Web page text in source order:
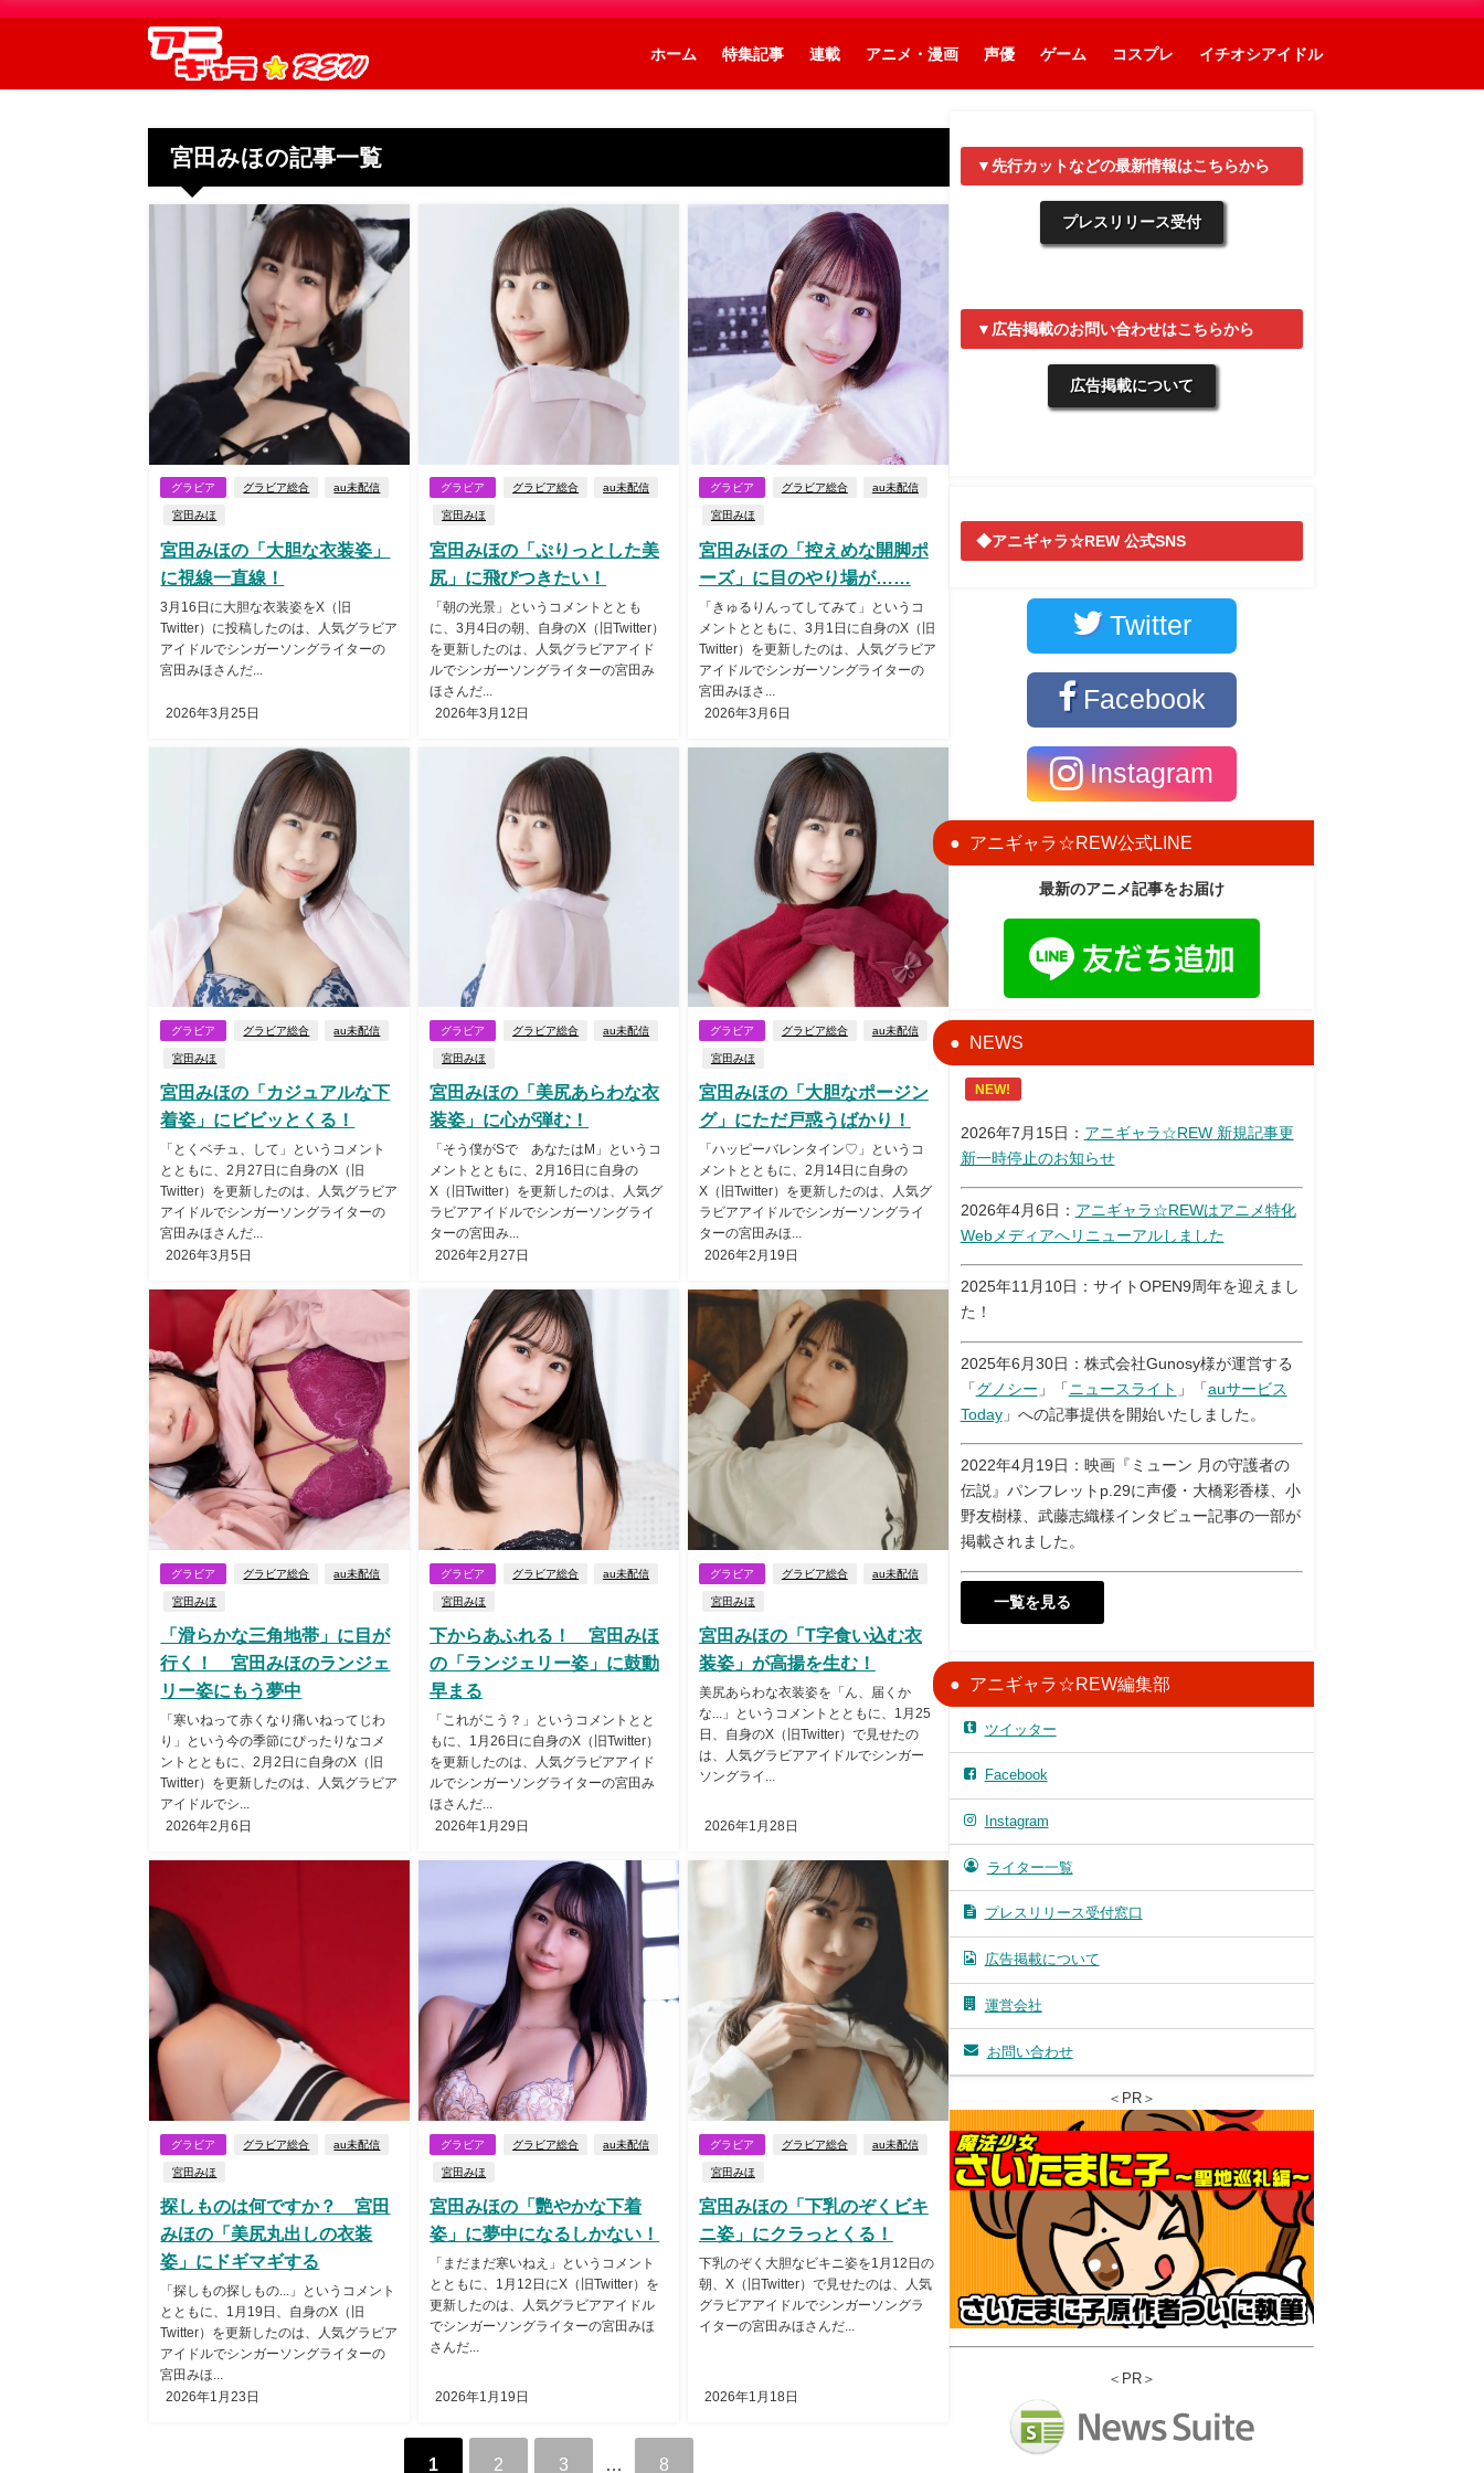
ホーム 特集記事 連載 アニメ・漫画 声優 ゲーム コスプレ イチオシアイドル
宮田みほの記事一覧
グラビア グラビア総合 au未配信
宮田みほ
宮田みほの「大胆な衣装姿」
に視線一直線！
3月16日に大胆な衣装姿をX（旧
Twitter）に投稿したのは、人気グラビア
アイドルでシンガーソングライターの
宮田みほさんだ...
2026年3月25日
グラビア グラビア総合 au未配信
宮田みほ
宮田みほの「ぷりっとした美
尻」に飛びつきたい！
「朝の光景」というコメントととも
に、3月4日の朝、自身のX（旧Twitter）
を更新したのは、人気グラビアアイド
ルでシンガーソングライターの宮田み
ほさんだ...
2026年3月12日
グラビア グラビア総合 au未配信
宮田みほ
宮田みほの「控えめな開脚ポ
ーズ」に目のやり場が……
「きゅるりんってしてみて」というコ
メントとともに、3月1日に自身のX（旧
Twitter）を更新したのは、人気グラビア
アイドルでシンガーソングライターの
宮田みほさ...
2026年3月6日
グラビア グラビア総合 au未配信
宮田みほ
宮田みほの「カジュアルな下
着姿」にビビッとくる！
「とくベチュ、して」というコメント
とともに、2月27日に自身のX（旧
Twitter）を更新したのは、人気グラビア
アイドルでシンガーソングライターの
宮田みほさんだ...
2026年3月5日
グラビア グラビア総合 au未配信
宮田みほ
宮田みほの「美尻あらわな衣
装姿」に心が弾む！
「そう僕がSで あなたはM」というコ
メントとともに、2月16日に自身の
X（旧Twitter）を更新したのは、人気グ
ラビアアイドルでシンガーソングライ
ターの宮田み...
2026年2月27日
グラビア グラビア総合 au未配信
宮田みほ
宮田みほの「大胆なポージン
グ」にただ戸惑うばかり！
「ハッピーバレンタイン♡」というコ
メントとともに、2月14日に自身の
X（旧Twitter）を更新したのは、人気グ
ラビアアイドルでシンガーソングライ
ターの宮田みほ...
2026年2月19日
グラビア グラビア総合 au未配信
宮田みほ
「滑らかな三角地帯」に目が
行く！ 宮田みほのランジェ
リー姿にもう夢中
「寒いねって赤くなり痛いねってじわ
り」という今の季節にぴったりなコメ
ントとともに、2月2日に自身のX（旧
Twitter）を更新したのは、人気グラビア
アイドルでシ...
2026年2月6日
グラビア グラビア総合 au未配信
宮田みほ
下からあふれる！ 宮田みほ
の「ランジェリー姿」に鼓動
早まる
「これがこう？」というコメントとと
もに、1月26日に自身のX（旧Twitter）
を更新したのは、人気グラビアアイド
ルでシンガーソングライターの宮田み
ほさんだ...
2026年1月29日
グラビア グラビア総合 au未配信
宮田みほ
宮田みほの「T字食い込む衣
装姿」が高揚を生む！
美尻あらわな衣装姿を「ん、届くか
な...」というコメントとともに、1月25
日、自身のX（旧Twitter）で見せたの
は、人気グラビアアイドルでシンガー
ソングライ...
2026年1月28日
グラビア グラビア総合 au未配信
宮田みほ
探しものは何ですか？ 宮田
みほの「美尻丸出しの衣装
姿」にドギマギする
「探しもの探しもの...」というコメント
とともに、1月19日、自身のX（旧
Twitter）を更新したのは、人気グラビア
アイドルでシンガーソングライターの
宮田みほ...
2026年1月23日
グラビア グラビア総合 au未配信
宮田みほ
宮田みほの「艷やかな下着
姿」に夢中になるしかない！
「まだまだ寒いねえ」というコメント
とともに、1月12日にX（旧Twitter）を
更新したのは、人気グラビアアイドル
でシンガーソングライターの宮田みほ
さんだ...
2026年1月19日
グラビア グラビア総合 au未配信
宮田みほ
宮田みほの「下乳のぞくビキ
ニ姿」にクラっとくる！
下乳のぞく大胆なビキニ姿を1月12日の
朝、X（旧Twitter）で見せたのは、人気
グラビアアイドルでシンガーソングラ
イターの宮田みほさんだ...
2026年1月18日
1 2 3 8
▼先行カットなどの最新情報はこちらから
プレスリリース受付
▼広告掲載のお問い合わせはこちらから
広告掲載について
◆アニギャラ☆REW 公式SNS
Twitter
Facebook
Instagram
アニギャラ☆REW公式LINE
最新のアニメ記事をお届け
NEWS
NEW!
2026年7月15日： アニギャラ☆REW 新規記事更
新一時停止のお知らせ
2026年4月6日： アニギャラ☆REWはアニメ特化
Webメディアへリニューアルしました
2025年11月10日：サイトOPEN9周年を迎えまし
た！
2025年6月30日：株式会社Gunosy様が運営する
「 グノシー 」「 ニュースライト 」「auサービス
Today」への記事提供を開始いたしました。
2022年4月19日：映画『ミューン 月の守護者の
伝説』パンフレットp.29に声優・大橋彩香様、小
野友樹様、武藤志織様インタビュー記事の一部が
掲載されました。
一覧を見る
アニギャラ☆REW編集部
ツイッター
Facebook
Instagram
ライター一覧
プレスリリース受付窓口
広告掲載について
運営会社
お問い合わせ
＜PR＞
＜PR＞